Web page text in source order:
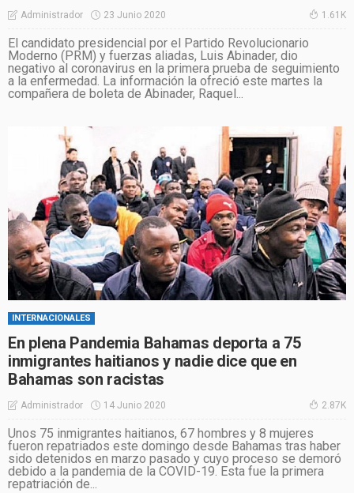
Administrador 23 Junio 2020 1.61K
El candidato presidencial por el Partido Revolucionario
Moderno (PRM) y fuerzas aliadas, Luis Abinader, dio
negativo al coronavirus en la primera prueba de seguimiento
a la enfermedad. La información la ofreció este martes la
compañera de boleta de Abinader, Raquel...
INTERNACIONALES
En plena Pandemia Bahamas deporta a 75
inmigrantes haitianos y nadie dice que en
Bahamas son racistas
Administrador 14 Junio 2020 2.87K
Unos 75 inmigrantes haitianos, 67 hombres y 8 mujeres
fueron repatriados este domingo desde Bahamas tras haber
sido detenidos en marzo pasado y cuyo proceso se demoró
debido a la pandemia de la COVID-19. Esta fue la primera
repatriación de...